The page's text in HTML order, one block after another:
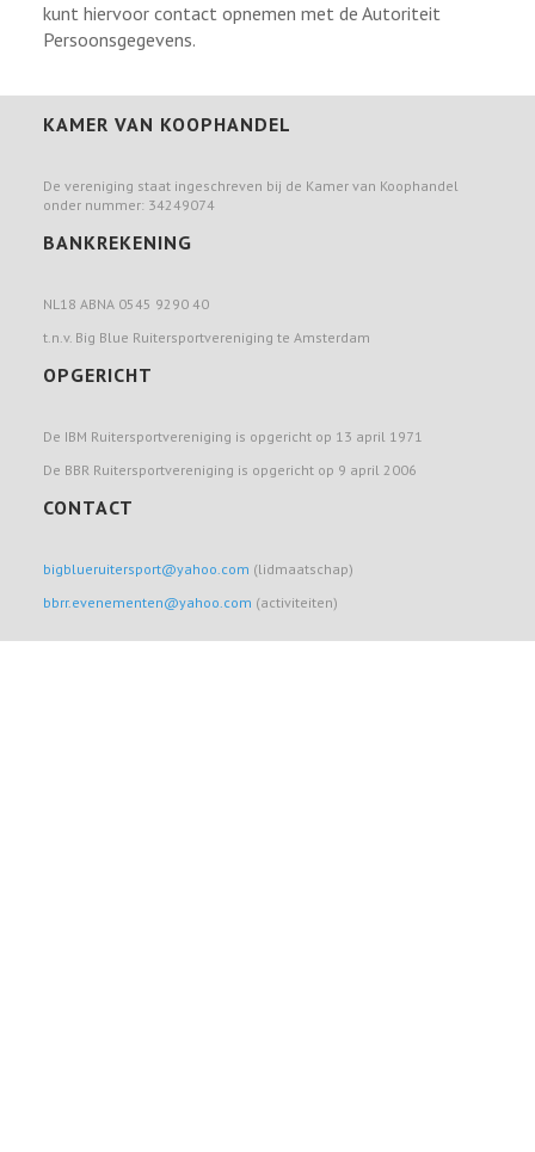
kunt hiervoor contact opnemen met de Autoriteit
Persoonsgegevens.
KAMER VAN KOOPHANDEL
De vereniging staat ingeschreven bij de Kamer van Koophandel
onder nummer: 34249074
BANKREKENING
NL18 ABNA 0545 9290 40
t.n.v. Big Blue Ruitersportvereniging te Amsterdam
OPGERICHT
De IBM Ruitersportvereniging is opgericht op 13 april 1971
De BBR Ruitersportvereniging is opgericht op 9 april 2006
CONTACT
bigblueruitersport@yahoo.com (lidmaatschap)
bbrr.evenementen@yahoo.com (activiteiten)